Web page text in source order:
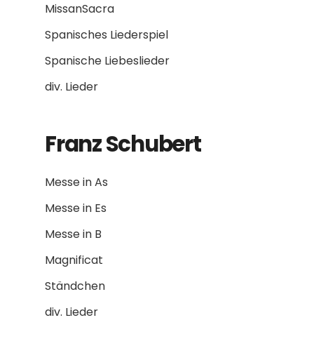
MissanSacra
Spanisches Liederspiel
Spanische Liebeslieder
div. Lieder
Franz Schubert
Messe in As
Messe in Es
Messe in B
Magnificat
Ständchen
div. Lieder